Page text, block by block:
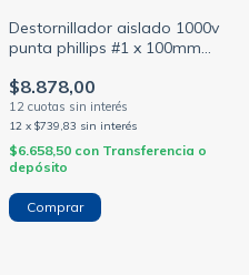
Destornillador aislado 1000v
punta phillips #1 x 100mm
$8.878,00
12 x $739,83 sin interés
$6.658,50 con Transferencia o
depósito